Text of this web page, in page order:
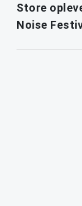
Store
Noise